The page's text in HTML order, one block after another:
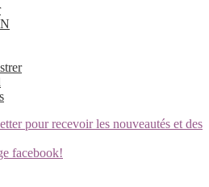
pour recevoir les nouveautés et des
facebook!